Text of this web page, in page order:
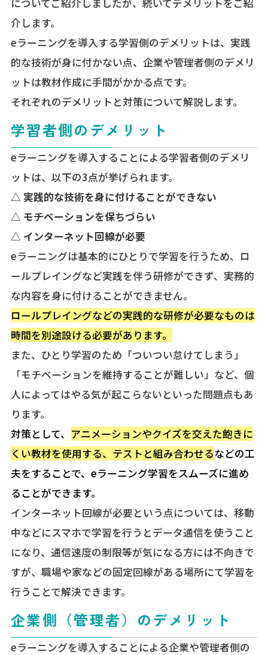
介します。
eラーニングを導入する学習側のデメリットは、実践
的な技術が身に付かない点、企業や管理者側のデメリ
ットは教材作成に手間がかかる点です。
それぞれのデメリットと対策について解説します。
学習者側のデメリット
eラーニングを導入することによる学習者側のデメリ
ットは、以下の3点が挙げられます。
△ 実践的な技術を身に付けることができない
△ モチベーションを保ちづらい
△ インターネット回線が必要
eラーニングは基本的にひとりで学習を行うため、ロ
ールプレイングなど実践を伴う研修ができず、実務的
な内容を身に付けることができません。
ロールプレイングなどの実践的な研修が必要なものは
時間を別途設ける必要があります。
また、ひとり学習のため「ついつい怠けてしまう」
「モチベーションを維持することが難しい」など、個
人によってはやる気が起こらないといった問題点もあ
ります。
対策として、 アニメーションやクイズを交えた飽きに
くい教材を使用する、テストと組み合わせるなどの工
夫をすることで、eラーニング学習をスムーズに進め
ることができます。
インターネット回線が必要という点については、移動
中などにスマホで学習を行うとデータ通信を使うこと
になり、通信速度の制限等が気になる方には不向きで
すが、職場や家などの固定回線がある場所にて学習を
行うことで解決できます。
企業側（管理者）のデメリット
eラーニングを導入することによる企業や管理者側の